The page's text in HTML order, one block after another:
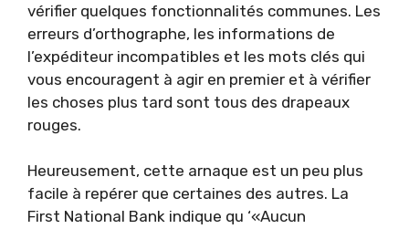
vérifier quelques fonctionnalités communes. Les
erreurs d’orthographe, les informations de
l’expéditeur incompatibles et les mots clés qui
vous encouragent à agir en premier et à vérifier
les choses plus tard sont tous des drapeaux
rouges.
Heureusement, cette arnaque est un peu plus
facile à repérer que certaines des autres. La
First National Bank indique qu ‘«Aucun